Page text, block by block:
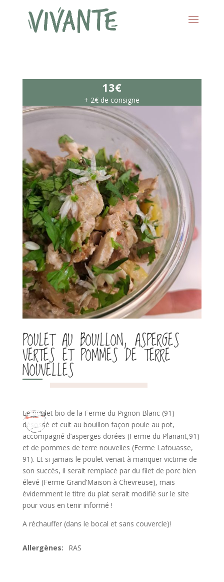
+ 2€ de consigne
13€
POULET AU BOUILLON, ASPERGES
VERTES ET POMMES DE TERRE
NOUVELLES
Le poulet bio de la Ferme du Pignon Blanc (91)
désossé et cuit au bouillon façon poule au pot,
accompagné d’asperges dorées (Ferme du Planant,91)
et de pommes de terre nouvelles (Ferme Lafouasse,
91). Et si jamais le poulet venait à manquer victime de
son succès, il serait remplacé par du filet de porc bien
élevé (Ferme Grand’Maison à Chevreuse), mais
évidemment le titre du plat serait modifié sur le site
pour vous en tenir informé !
A réchauffer (dans le bocal et sans couvercle)!
RAS